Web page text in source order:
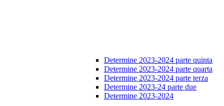
Determine 2023-2024 parte quinta
Determine 2023-2024 parte quarta
Determine 2023-2024 parte terza
Determine 2023-24 parte due
Determine 2023-2024